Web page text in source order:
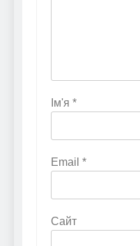
Ім'я *
Email *
Сайт